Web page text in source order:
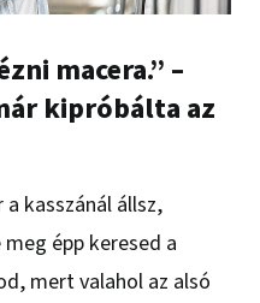
macera.” –
kipróbálta az
kasszánál állsz,
épp keresed a
mert valahol az alsó